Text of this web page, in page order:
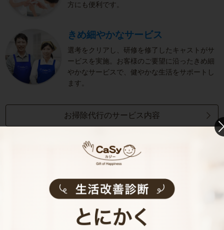
方にも便利です。
きめ細やかなサービス
選考をクリアし、研修を修了したキャストがサ
ービスを実施。お客様のご要望に沿ったきめ細
やかなサービスで、健やかな生活をサポートし
ます。
お掃除代行のサービス内容
お掃除代行のサービス料金
ご利用者インタビュー